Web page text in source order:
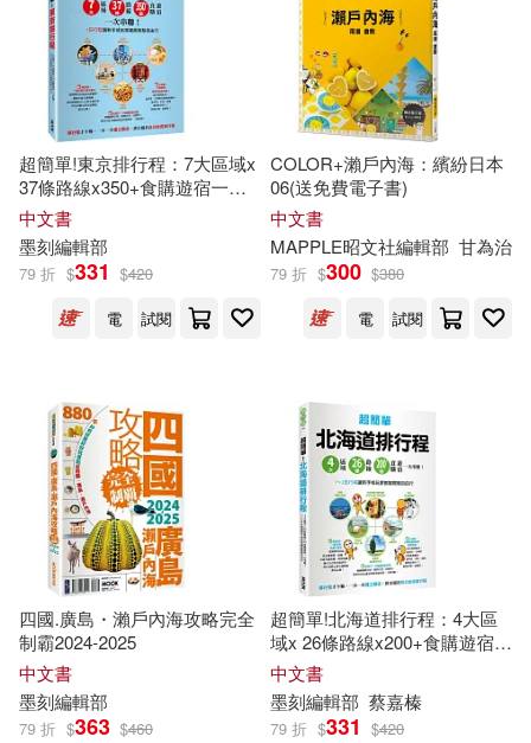
《少年文藝》編輯部(28)
上人文化編輯部(28)
前程編輯部(28)
小達文西編輯部(28)
黎慧嫻(28)
《意林·小小姐》編輯部(27)
《拍賣年鑒》編輯部(27)
人人編輯部(27)
和風編輯部(27)
博客來網路書店(30)
天衛文化(30) 捷沛實業(30)
江西高校出版社(30)
人民交通出版社(29)
前程出版社(29) 裏路(29)
世界圖書出版公司北京公司(28)
北京圖書館出版社(27)
北京美術攝影出版社(26)
大典國際文化(26)
超簡單!東京排行程：7大區域x
37條路線x350+食購遊宿一次
串聯!1日行程讓新手或玩家都
能輕鬆自由行
中文書
墨刻編輯部
79 折 $331 $420
電
試閱
COLOR+瀨戶內海：繽紛日本
06(送免費電子書)
中文書
MAPPLE昭文社編輯部 甘為治
79 折 $300 $380
電
試閱
四國.廣島・瀨戶內海攻略完全
制霸2024-2025
中文書
墨刻編輯部
79 折 $363 $460
超簡單!北海道排行程：4大區
域x 26條路線x200+食購遊宿一
次串聯!1~2日行程讓新手或玩
家都能輕鬆自由行
中文書
墨刻編輯部 蔡嘉榛
79 折 $331 $420